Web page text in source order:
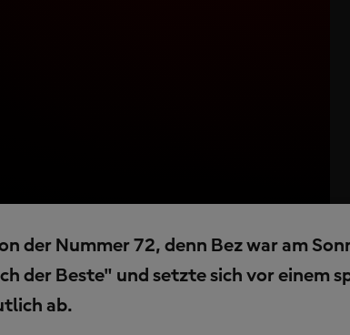
der Nummer 72, denn Bez war am
der Beste" und setzte sich vor einem
ab.